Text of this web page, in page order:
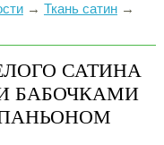
→ Ткань сатин→
САТИНА
БАБОЧКАМИ